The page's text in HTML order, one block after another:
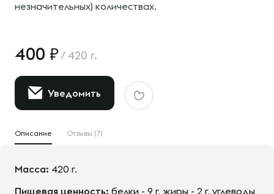
незначительных) количествах.
400 / 420 г.
Уведомить
Описание Отзывы (7)
Масса: 420 г.
Пищевая ценность: белки - 9 г, жиры - 2 г, углеводы